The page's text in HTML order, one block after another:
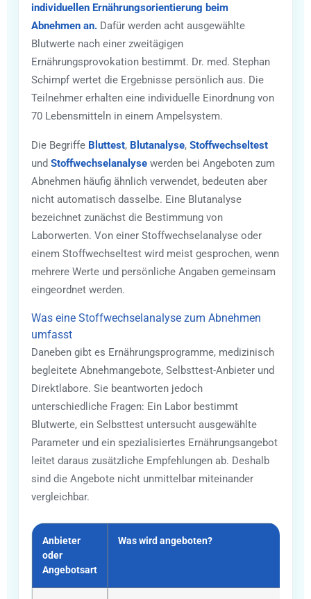
individuellen Ernährungsorientierung beim
Abnehmen an. Dafür werden acht ausgewählte
Blutwerte nach einer zweitägigen
Ernährungsprovokation bestimmt. Dr. med. Stephan
Schimpf wertet die Ergebnisse persönlich aus. Die
Teilnehmer erhalten eine individuelle Einordnung von
70 Lebensmitteln in einem Ampelsystem.
Die Begriffe Bluttest, Blutanalyse, Stoffwechseltest
und Stoffwechselanalyse werden bei Angeboten zum
Abnehmen häufig ähnlich verwendet, bedeuten aber
nicht automatisch dasselbe. Eine Blutanalyse
bezeichnet zunächst die Bestimmung von
Laborwerten. Von einer Stoffwechselanalyse oder
einem Stoffwechseltest wird meist gesprochen, wenn
mehrere Werte und persönliche Angaben gemeinsam
eingeordnet werden.
Was eine Stoffwechselanalyse zum Abnehmen
umfasst
Daneben gibt es Ernährungsprogramme, medizinisch
begleitete Abnehmangebote, Selbsttest-Anbieter und
Direktlabore. Sie beantworten jedoch
unterschiedliche Fragen: Ein Labor bestimmt
Blutwerte, ein Selbsttest untersucht ausgewählte
Parameter und ein spezialisiertes Ernährungsangebot
leitet daraus zusätzliche Empfehlungen ab. Deshalb
sind die Angebote nicht unmittelbar miteinander
vergleichbar.
Anbieter
oder
Angebotsart
Was wird angeboten?